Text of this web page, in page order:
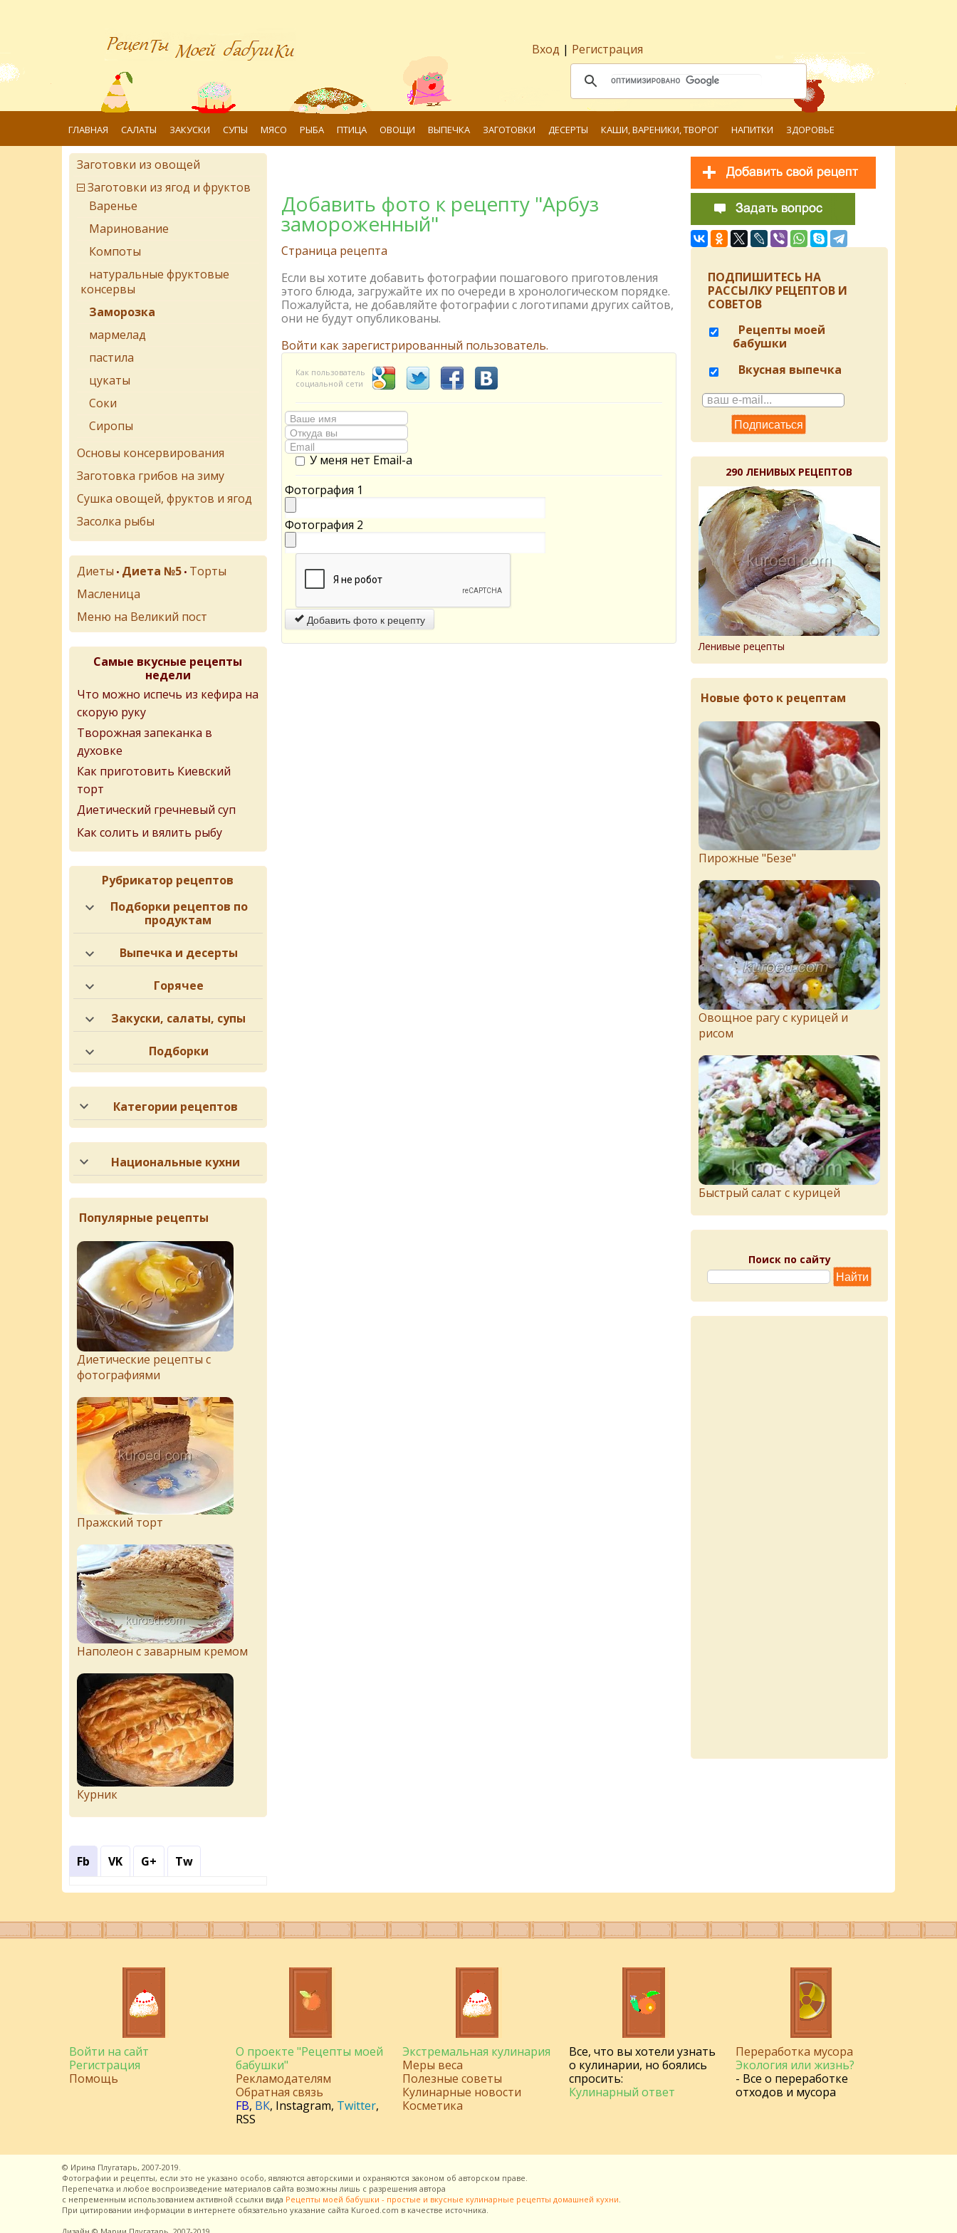
Вход | Регистрация
ГЛАВНАЯ САЛАТЫ ЗАКУСКИ СУПЫ МЯСО РЫБА ПТИЦА ОВОЩИ ВЫПЕЧКА ЗАГОТОВКИ ДЕСЕРТЫ КАШИ, ВАРЕНИКИ, ТВОРОГ НАПИТКИ ЗДОРОВЬЕ
Добавить фото к рецепту "Арбуз
замороженный"
Страница рецепта
Если вы хотите добавить фотографии пошагового приготовления
этого блюда, загружайте их по очереди в хронологическом порядке.
Пожалуйста, не добавляйте фотографии с логотипами других сайтов,
они не будут опубликованы.
Войти как зарегистрированный пользователь.
Как пользователь
социальной сети
У меня нет Email-а
Фотография 1
Фотография 2
Добавить фото к рецепту
Заготовки из овощей
Заготовки из ягод и фруктов
Варенье
Маринование
Компоты
натуральные фруктовые
консервы
Заморозка
мармелад
пастила
цукаты
Соки
Сиропы
Основы консервирования
Заготовка грибов на зиму
Сушка овощей, фруктов и ягод
Засолка рыбы
Диеты • Диета №5 • Торты
Масленица
Меню на Великий пост
Самые вкусные рецепты
недели
Что можно испечь из кефира на
скорую руку
Творожная запеканка в
духовке
Как приготовить Киевский
торт
Диетический гречневый суп
Как солить и вялить рыбу
Рубрикатор рецептов
Подборки рецептов по
продуктам
Выпечка и десерты
Горячее
Закуски, салаты, супы
Подборки
Категории рецептов
Национальные кухни
Популярные рецепты
Диетические рецепты с
фотографиями
Пражский торт
Наполеон с заварным кремом
Курник
Fb VK G+ Tw
ПОДПИШИТЕСЬ НА
РАССЫЛКУ РЕЦЕПТОВ И
СОВЕТОВ
Рецепты моей
бабушки
Вкусная выпечка
290 ЛЕНИВЫХ РЕЦЕПТОВ
Ленивые рецепты
Новые фото к рецептам
Пирожныe "Бeзe"
Овощное рагу с курицей и
рисом
Быстрый салат с курицей
Поиск по сайту
Войти на сайт
Регистрация
Помощь
О проекте "Рецепты моей
бабушки"
Рекламодателям
Обратная связь
FB, ВК, Instagram, Twitter,
RSS
Экстремальная кулинария
Меры веса
Полезные советы
Кулинарные новости
Косметика
Все, что вы хотели узнать
о кулинарии, но боялись
спросить:
Кулинарный ответ
Переработка мусора
Экология или жизнь?
- Все о переработке
отходов и мусора
© Ирина Плугатарь, 2007-2019.
Фотографии и рецепты, если это не указано особо, являются авторскими и охраняются законом об авторском праве.
Перепечатка и любое воспроизведение материалов сайта возможны лишь с разрешения автора
с непременным использованием активной ссылки вида Рецепты моей бабушки - простые и вкусные кулинарные рецепты домашней кухни.
При цитировании информации в интернете обязательно указание сайта Kuroed.com в качестве источника.